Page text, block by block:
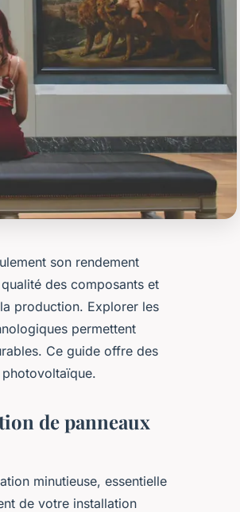
son rendement
des composants et
production. Explorer les
permettent
Ce guide offre des
de panneaux
minutieuse, essentielle
de votre installation